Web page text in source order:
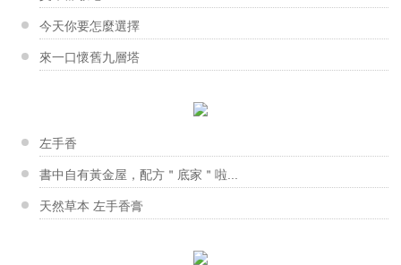
純手工作出各擁不同細節的馬卡龍，每一次製作都放入不...
林采君老師
蕭奕盈老師
「看到他們做出成品後很快樂的樣子，我也很滿足。」奕...
香草工房淡水店-胺基酸晶妍皂 & 起泡劑的解析
這次工房的大台柱～娟娟老師，為我們帶來很精彩豐富的...
這次來到了台南市的【社區工會 ‧ 中餐工會 】職訓...
冬季皮膚乾癢怎麼辦？ 輕鬆跟冬...
膚質檢測表你對自己肌膚有多了解
你把臉洗乾淨了嗎
今天你要怎麼選擇
來一口懷舊九層塔
左手香
書中自有黃金屋，配方＂底家＂啦...
天然草本 左手香膏